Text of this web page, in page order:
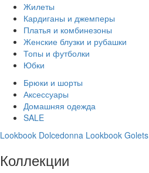
Жилеты
Кардиганы и джемперы
Платья и комбинезоны
Женские блузки и рубашки
Топы и футболки
Юбки
Брюки и шорты
Аксессуары
Домашняя одежда
SALE
Lookbook Dolcedonna Lookbook Golets
Коллекции